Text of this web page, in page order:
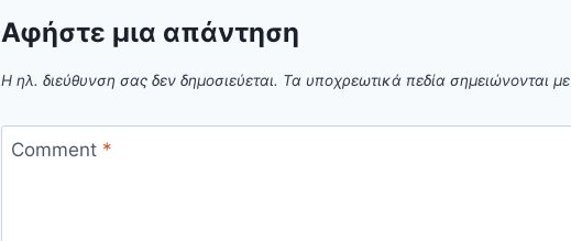
Αφήστε μια απάντηση
Η ηλ. διεύθυνση σας δεν δημοσιεύεται. Τα υποχρεωτικά πεδία σημειώνονται με
Comment *